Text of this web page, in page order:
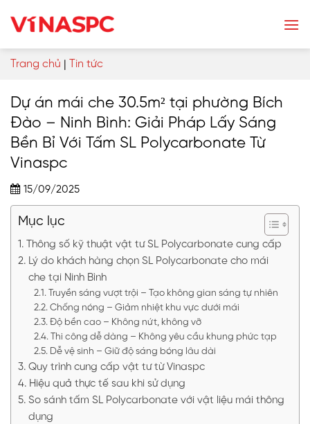
Trang chủ | Tin tức
Dự án mái che 30.5m² tại phường Bích
Đào – Ninh Bình: Giải Pháp Lấy Sáng
Bền Bỉ Với Tấm SL Polycarbonate Từ
Vinaspc
15/09/2025
Mục lục
Thông số kỹ thuật vật tư SL Polycarbonate cung cấp
Lý do khách hàng chọn SL Polycarbonate cho mái
che tại Ninh Bình
Truyền sáng vượt trội – Tạo không gian sáng tự nhiên
Chống nóng – Giảm nhiệt khu vực dưới mái
Độ bền cao – Không nứt, không vỡ
Thi công dễ dàng – Không yêu cầu khung phức tạp
Dễ vệ sinh – Giữ độ sáng bóng lâu dài
Quy trình cung cấp vật tư từ Vinaspc
Hiệu quả thực tế sau khi sử dụng
So sánh tấm SL Polycarbonate với vật liệu mái thông
dụng